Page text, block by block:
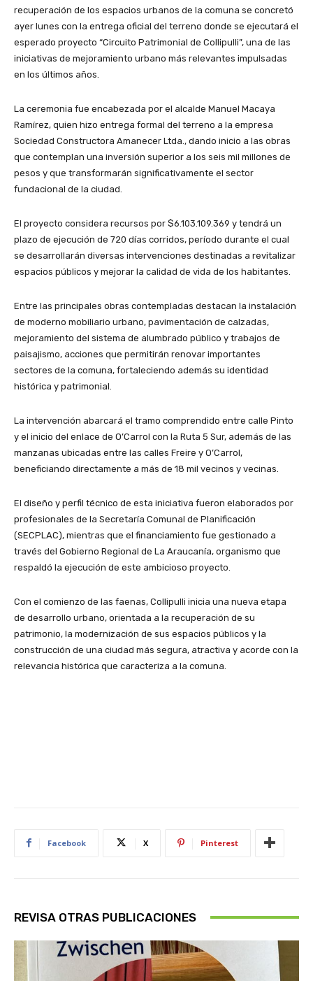
recuperación de los espacios urbanos de la comuna se concretó
ayer lunes con la entrega oficial del terreno donde se ejecutará el
esperado proyecto “Circuito Patrimonial de Collipulli”, una de las
iniciativas de mejoramiento urbano más relevantes impulsadas
en los últimos años.
La ceremonia fue encabezada por el alcalde Manuel Macaya
Ramírez, quien hizo entrega formal del terreno a la empresa
Sociedad Constructora Amanecer Ltda., dando inicio a las obras
que contemplan una inversión superior a los seis mil millones de
pesos y que transformarán significativamente el sector
fundacional de la ciudad.
El proyecto considera recursos por $6.103.109.369 y tendrá un
plazo de ejecución de 720 días corridos, período durante el cual
se desarrollarán diversas intervenciones destinadas a revitalizar
espacios públicos y mejorar la calidad de vida de los habitantes.
Entre las principales obras contempladas destacan la instalación
de moderno mobiliario urbano, pavimentación de calzadas,
mejoramiento del sistema de alumbrado público y trabajos de
paisajismo, acciones que permitirán renovar importantes
sectores de la comuna, fortaleciendo además su identidad
histórica y patrimonial.
La intervención abarcará el tramo comprendido entre calle Pinto
y el inicio del enlace de O’Carrol con la Ruta 5 Sur, además de las
manzanas ubicadas entre las calles Freire y O’Carrol,
beneficiando directamente a más de 18 mil vecinos y vecinas.
El diseño y perfil técnico de esta iniciativa fueron elaborados por
profesionales de la Secretaría Comunal de Planificación
(SECPLAC), mientras que el financiamiento fue gestionado a
través del Gobierno Regional de La Araucanía, organismo que
respaldó la ejecución de este ambicioso proyecto.
Con el comienzo de las faenas, Collipulli inicia una nueva etapa
de desarrollo urbano, orientada a la recuperación de su
patrimonio, la modernización de sus espacios públicos y la
construcción de una ciudad más segura, atractiva y acorde con la
relevancia histórica que caracteriza a la comuna.
Facebook X Pinterest
REVISA OTRAS PUBLICACIONES